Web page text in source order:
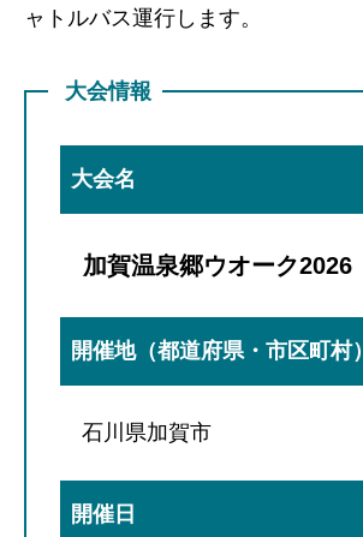
ャトルバス運行します。
大会情報
大会名
加賀温泉郷ウオーク2026
開催地（都道府県・市区町村）
石川県加賀市
開催日